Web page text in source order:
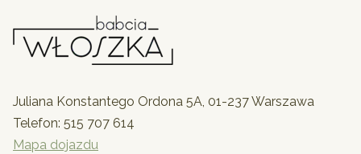
Juliana Konstantego Ordona 5A, 01-237 Warszawa
Telefon: 515 707 614
Mapa dojazdu